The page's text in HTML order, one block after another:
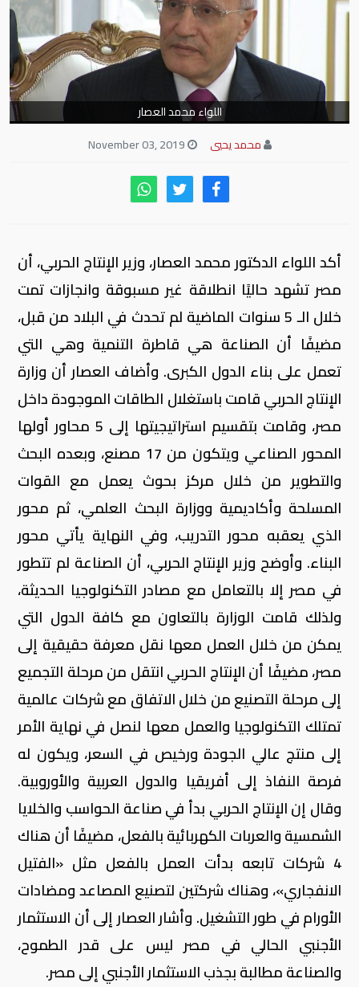
اللواء محمد العصار
محمد يحيي
أكد اللواء الدكتور محمد العصار، وزير اﻹنتاج الحربي، أن
مصر تشهد حاليًا انطلاقة غير مسبوقة وانجازات تمت
خلال الـ 5 سنوات الماضية لم تحدث في البلاد من قبل،
مضيفًا أن الصناعة هي قاطرة التنمية وهي التي
تعمل على بناء الدول الكبرى. وأضاف العصار أن وزارة
الإنتاج الحربي قامت باستغلال الطاقات الموجودة داخل
مصر، وقامت بتقسيم استراتيجيتها إلى 5 محاور أولها
المحور الصناعي ويتكون من 17 مصنع، وبعده البحث
والتطوير من خلال مركز بحوث يعمل مع القوات
المسلحة وأكاديمية ووزارة البحث العلمي، ثم محور
الذي يعقبه محور التدريب، وفي النهاية يأتي محور
البناء. وأوضح وزير اﻹنتاج الحربي، أن الصناعة لم تتطور
في مصر إلا بالتعامل مع مصادر التكنولوجيا الحديثة،
ولذلك قامت الوزارة بالتعاون مع كافة الدول التي
يمكن من خلال العمل معها نقل معرفة حقيقية إلى
مصر، مضيفًا أن الإنتاج الحربي انتقل من مرحلة التجميع
إلى مرحلة التصنيع من خلال الاتفاق مع شركات عالمية
تمتلك التكنولوجيا والعمل معها لنصل في نهاية الأمر
إلى منتج عالي الجودة ورخيص في السعر، ويكون له
فرصة النفاذ إلى أفريقيا والدول العربية والأوروبية.
وقال إن الإنتاج الحربي بدأ في صناعة الحواسب والخلايا
الشمسية والعربات الكهربائية بالفعل، مضيفًا أن هناك
4 شركات تابعه بدأت العمل بالفعل مثل «الفتيل
الانفجاري»، وهناك شركتين لتصنيع المصاعد ومضادات
الأورام في طور التشغيل. وأشار العصار إلى أن الاستثمار
الأجنبي الحالي في مصر ليس على قدر الطموح،
والصناعة مطالبة بجذب الاستثمار الأجنبي إلى مصر.